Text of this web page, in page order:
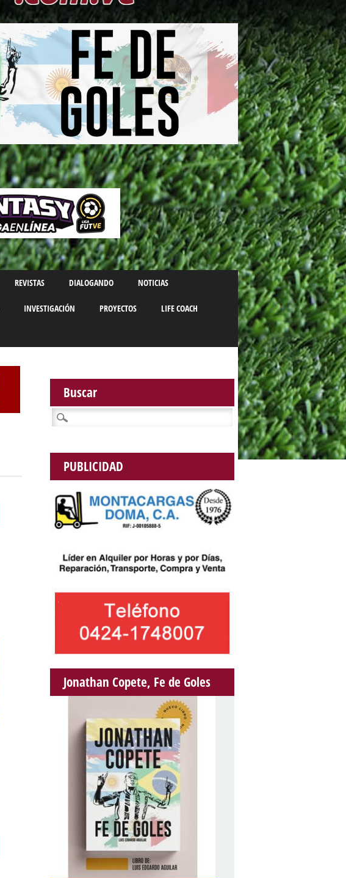
REVISTAS DIALOGANDO NOTICIAS
INVESTIGACIÓN PROYECTOS LIFE COACH
Buscar
Buscar:
PUBLICIDAD
Jonathan Copete, Fe de Goles